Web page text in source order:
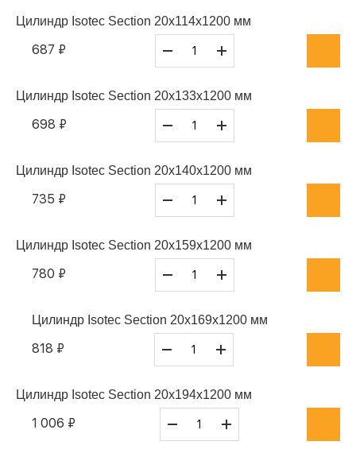
Цилиндр Isotec Section 20x114x1200 мм
687 ₽
Цилиндр Isotec Section 20x133x1200 мм
698 ₽
Цилиндр Isotec Section 20x140x1200 мм
735 ₽
Цилиндр Isotec Section 20x159x1200 мм
780 ₽
Цилиндр Isotec Section 20x169x1200 мм
818 ₽
Цилиндр Isotec Section 20x194x1200 мм
1 006 ₽